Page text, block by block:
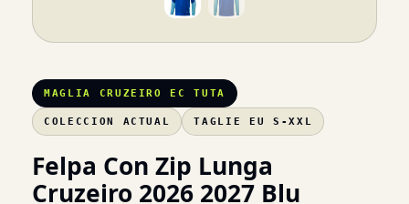
MAGLIA CRUZEIRO EC TUTA
COLECCION ACTUAL TAGLIE EU S-XXL
Felpa Con Zip Lunga
Cruzeiro 2026 2027 Blu